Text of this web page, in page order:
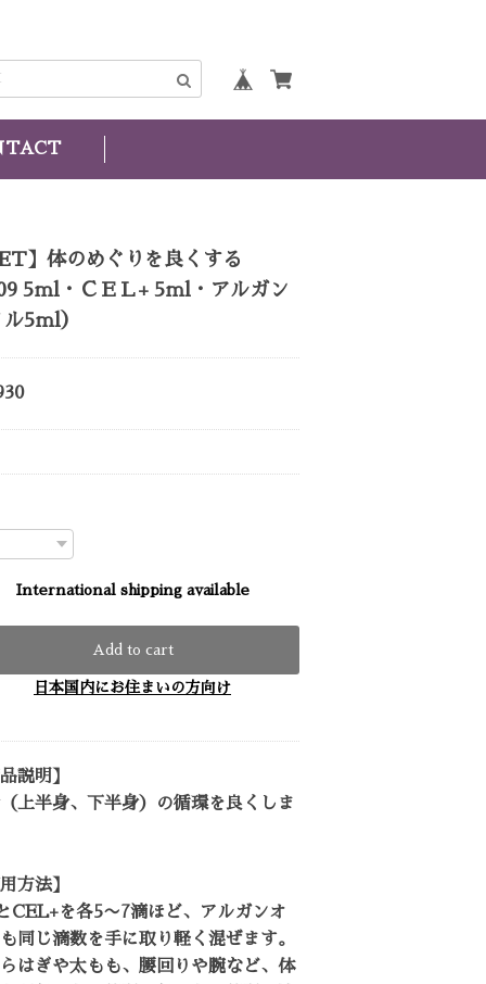
】体のめぐりを良くする
5ｍl・ＣＥＬ+ 5ｍl・アルガン
5ｍl）
International shipping available
Add to cart
日本国内にお住まいの方向け
説明】
上半身、下半身）の循環を良くしま
方法】
CEL+を各5〜7滴ほど、アルガンオ
同じ滴数を手に取り軽く混ぜます。
はぎや太もも、腰回りや腕など、体